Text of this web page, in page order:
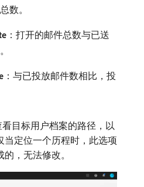
数。
：打开的邮件总数与已送
：与已投放邮件数相比，投
目标用户档案的路径，以
当定位一个历程时，此选项
，无法修改。